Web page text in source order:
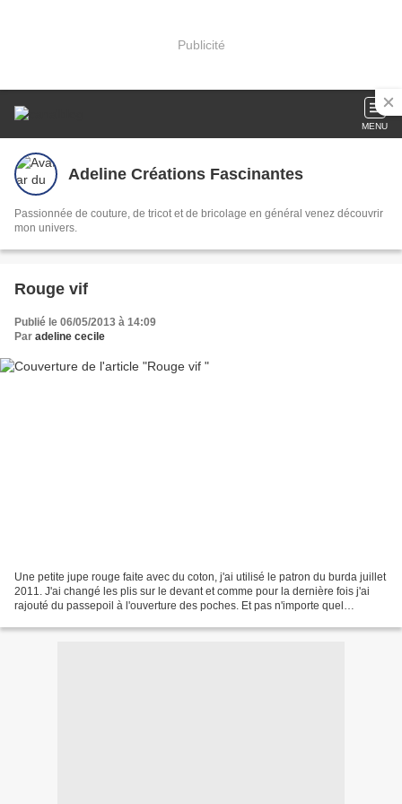
Publicité
MENU
Adeline Créations Fascinantes
Passionnée de couture, de tricot et de bricolage en général venez découvrir
mon univers.
Rouge vif
Publié le 06/05/2013 à 14:09
Par adeline cecile
Une petite jupe rouge faite avec du coton, j'ai utilisé le patron du burda juillet
2011. J'ai changé les plis sur le devant et comme pour la dernière fois j'ai
rajouté du passepoil à l'ouverture des poches. Et pas n'importe quel